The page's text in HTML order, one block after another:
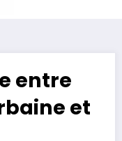
entre
et